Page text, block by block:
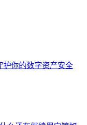
护你的数字资产安全